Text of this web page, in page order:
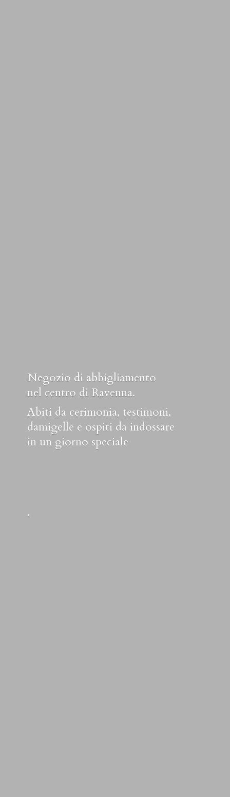
Negozio di abbigliamento
nel centro di Ravenna.
Abiti da cerimonia, testimoni,
damigelle e ospiti da indossare
in un giorno speciale
.